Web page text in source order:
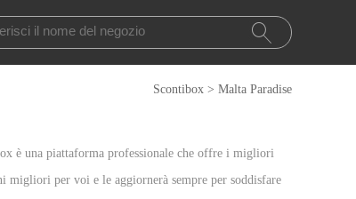
Scontibox > Malta Paradise
è una piattaforma professionale che offre i migliori
migliori per voi e le aggiornerà sempre per soddisfare